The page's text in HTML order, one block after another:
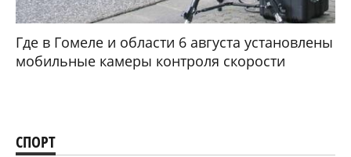
Где в Гомеле и области 6 августа установлены
мобильные камеры контроля скорости
СПОРТ